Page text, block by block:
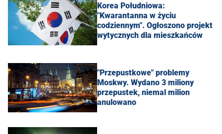
Korea Południowa:
"Kwarantanna w życiu
codziennym". Ogłoszono projekt
wytycznych dla mieszkańców
"Przepustkowe" problemy
Moskwy. Wydano 3 miliony
przepustek, niemal milion
anulowano